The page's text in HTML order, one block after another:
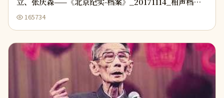
泰斗马三立_
165734